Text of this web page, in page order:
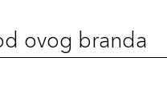
ovog branda